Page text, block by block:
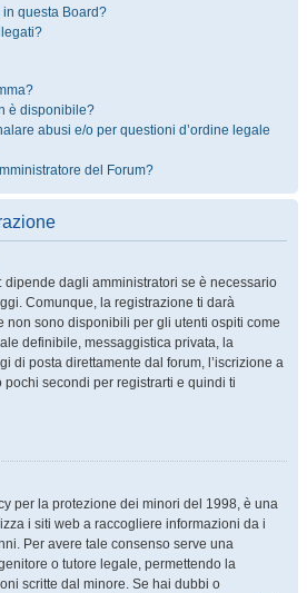
questa Board?
è disponibile?
abusi e/o per questioni d’ordine legale
del Forum?
dipende dagli amministratori se è necessario
Comunque, la registrazione ti darà
non sono disponibili per gli utenti ospiti come
definibile, messaggistica privata, la
di posta direttamente dal forum, l’iscrizione a
pochi secondi per registrarti e quindi ti
per la protezione dei minori del 1998, è una
i siti web a raccogliere informazioni da i
Per avere tale consenso serve una
o tutore legale, permettendo la
scritte dal minore. Se hai dubbi o